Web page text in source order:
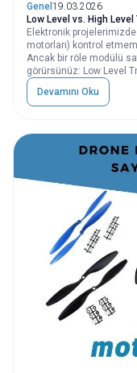
Genel 19.03.2026
Low Level vs. High Level
Elektronik
motorları) kontrol
Ancak bir röle modülü
görürsünüz: Low Level
"tetikleme" dediğimiz bu
var? Gelin, en popüler
konuyu basitleştirelim.
Devamını Oku